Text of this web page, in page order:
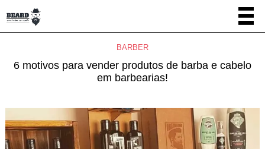
BARBER
6 motivos para vender produtos de barba e cabelo
em barbearias!